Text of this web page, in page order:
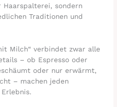
sondern
Traditionen und
Milch“ verbindet zwar alle
– ob Espresso oder
oder nur erwärmt,
– machen jeden